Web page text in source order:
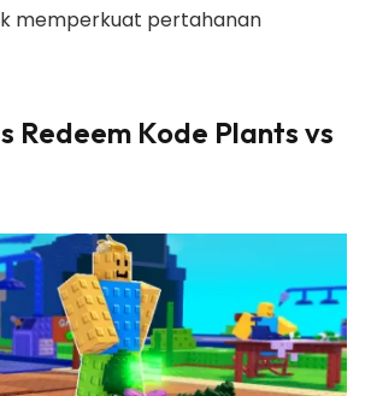
memperkuat pertahanan
Redeem Kode Plants vs